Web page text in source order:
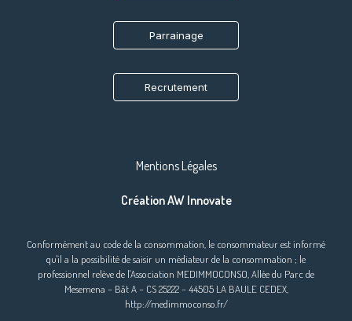
Parrainage
Recrutement
Mentions Légales
Création AW Innovate
Conformément au code de la consommation, le consommateur est informé
qu'il a la possibilité de saisir un médiateur de la consommation ; le
professionnel relève de l'Association MEDIMMOCONSO, Allée du Parc de
Mesemena – Bât A – CS 25222 – 44505 LA BAULE CEDEX,
http://medimmoconso.fr/